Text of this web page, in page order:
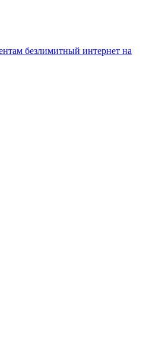
безлимитный интернет на